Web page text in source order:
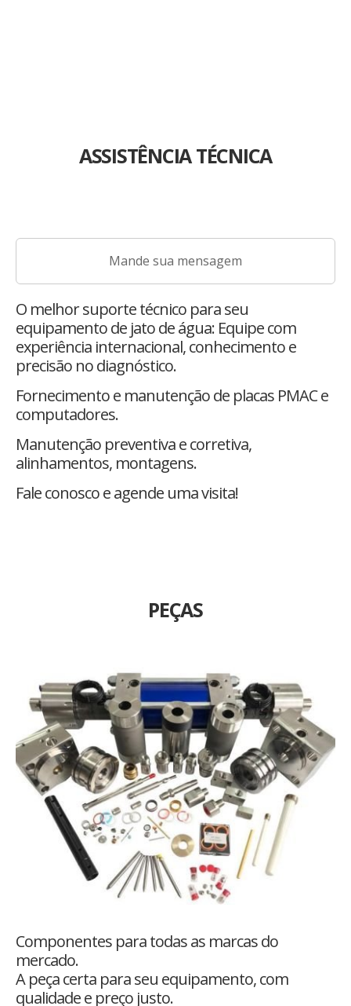
ASSISTÊNCIA TÉCNICA
Mande sua mensagem
O melhor suporte técnico para seu
equipamento de jato de água: Equipe com
experiência internacional, conhecimento e
precisão no diagnóstico.
Fornecimento e manutenção de placas PMAC e
computadores.
Manutenção preventiva e corretiva,
alinhamentos, montagens.
Fale conosco e agende uma visita!
PEÇAS
Componentes para todas as marcas do
mercado.
A peça certa para seu equipamento, com
qualidade e preço justo.